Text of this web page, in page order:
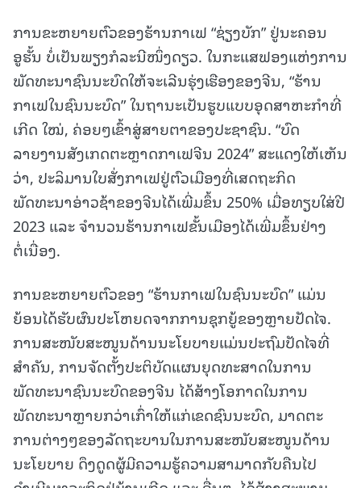
ການຂະຫຍາຍຕົວຂອງຮ້ານກາເຟ “ຊ່ຽງບັກ” ຢູ່ນະຄອນ
ອູຮັ້ນ ບໍ່ເປັນພຽງກໍລະນີໜຶ່ງດຽວ. ໃນກະແສຟອງແຫ່ງການ
ພັດທະນາຊົນນະບົດໃຫ້ຈະເລີນຮຸ່ງເຮືອງຂອງຈີນ, “ຮ້ານ
ກາເຟໃນຊົນນະບົດ” ໃນຖານະເປັນຮູບແບບອຸດສາຫະກຳທີ່
ເກີດ ໃໝ່, ຄ່ອຍໆເຂົ້າສູ່ສາຍຕາຂອງປະຊາຊົນ. “ບົດ
ລາຍງານສັງເກດຕະຫຼາດກາເຟຈີນ 2024” ສະແດງໃຫ້ເຫັນ
ວ່າ, ປະລິມານໃບສັ່ງກາເຟຢູ່ຕົວເມືອງທີ່ເສດຖະກິດ
ພັດທະນາອ່າວຊ້າຂອງຈີນໄດ້ເພີ່ມຂຶ້ນ 250% ເມື່ອທຽບໃສ່ປີ
2023 ແລະ ຈຳນວນຮ້ານກາເຟຂັ້ນເມືອງໄດ້ເພີ່ມຂຶ້ນຢ່າງ
ຕໍ່ເນື່ອງ.
ການຂະຫຍາຍຕົວຂອງ “ຮ້ານກາເຟໃນຊົນນະບົດ” ແມ່ນ
ຍ້ອນໄດ້ຮັບຜົນປະໂຫຍດຈາກການຊຸກຍູ້ຂອງຫຼາຍປັດໄຈ.
ການສະໜັບສະໜູນດ້ານນະໂຍບາຍແມ່ນປະຖົມປັດໄຈທີ່
ສຳຄັນ, ການຈັດຕັ້ງປະຕິບັດແຜນຍຸດທະສາດໃນການ
ພັດທະນາຊົນນະບົດຂອງຈີນ ໄດ້ສ້າງໂອກາດໃນການ
ພັດທະນາຫຼາຍກວ່າເກົ່າໃຫ້ແກ່ເຂດຊົນນະບົດ, ມາດຕະ
ການຕ່າງໆຂອງລັດຖະບານໃນການສະໜັບສະໜູນດ້ານ
ນະໂຍບາຍ ດຶງດູດຜູ້ມີຄວາມຮູ້ຄວາມສາມາດກັບຄືນໄປ